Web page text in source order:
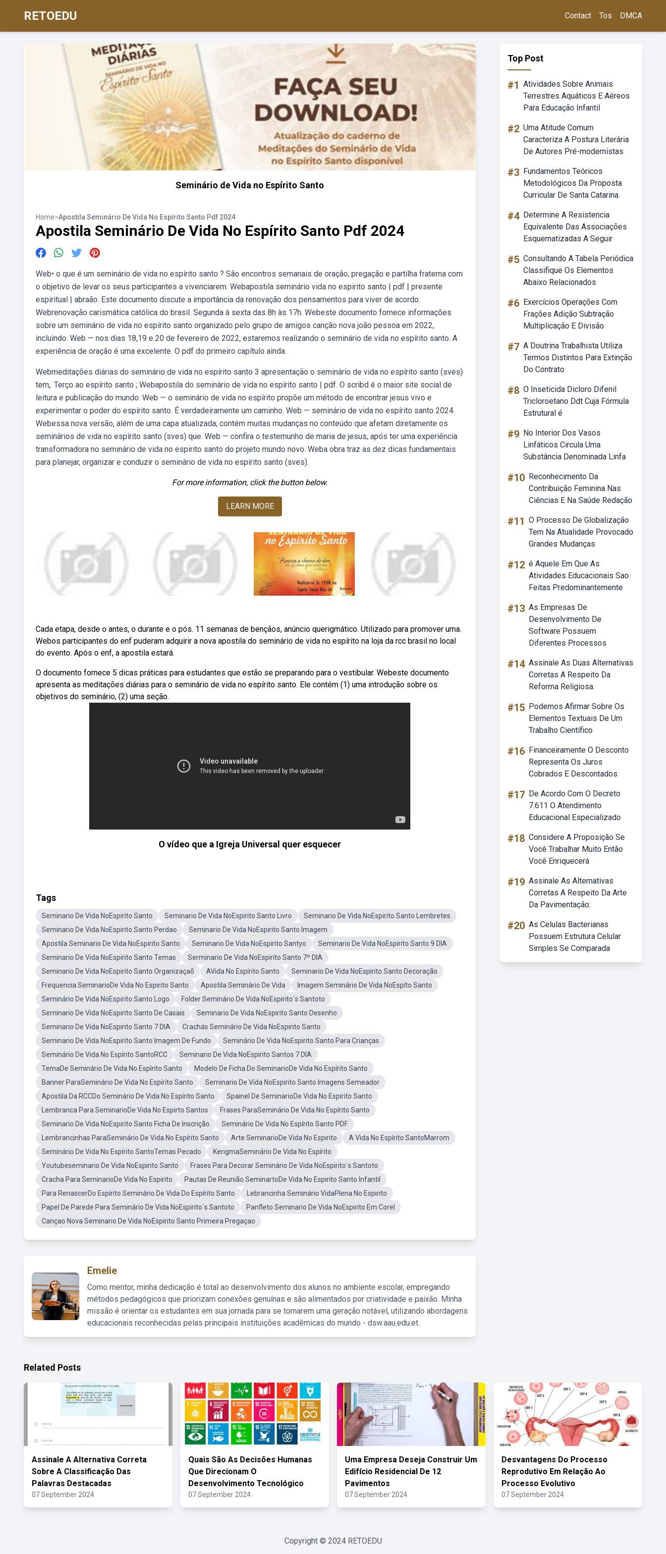
RETOEDU Contact Tos DMCA
Seminário de Vida no Espírito Santo
Home>Apostila Seminário De Vida No Espírito Santo Pdf 2024
Apostila Seminário De Vida No Espírito Santo Pdf 2024
Web• o que é um seminário de vida no espírito santo ? São encontros semanais de oração, pregação e partilha fraterna com
o objetivo de levar os seus participantes a vivenciarem. Webapostila seminário vida no espirito santo | pdf | presente
espiritual | abraão. Este documento discute a importância da renovação dos pensamentos para viver de acordo.
Webrenovação carismática católica do brasil. Segunda à sexta das 8h às 17h. Webeste documento fornece informações
sobre um seminário de vida no espírito santo organizado pelo grupo de amigos canção nova joão pessoa em 2022,
incluindo. Web — nos dias 18,19 e 20 de fevereiro de 2022, estaremos realizando o seminário de vida no espírito santo. A
experiência de oração é uma excelente. O pdf do primeiro capítulo ainda.
Webmeditações diárias do seminário de vida no espírito santo 3 apresentação o seminário de vida no espírito santo (sves)
tem,. Terço ao espírito santo ; Webapostila do seminário de vida no espírito santo | pdf. O scribd é o maior site social de
leitura e publicação do mundo. Web — o seminário de vida no espírito propõe um método de encontrar jesus vivo e
experimentar o poder do espírito santo. É verdadeiramente um caminho. Web — seminário de vida no espírito santo 2024.
Webessa nova versão, além de uma capa atualizada, contém muitas mudanças no conteúdo que afetam diretamente os
seminários de vida no espírito santo (sves) que. Web — confira o testemunho de maria de jesus, após ter uma experiência
transformadora no seminário de vida no espirito santo do projeto mundo novo. Weba obra traz as dez dicas fundamentais
para planejar, organizar e conduzir o seminário de vida no espírito santo (sves).
For more information, click the button below.
LEARN MORE
Cada etapa, desde o antes, o durante e o pós. 11 semanas de bençãos, anúncio querigmático. Utilizado para promover uma.
Webos participantes do enf puderam adquirir a nova apostila do seminário de vida no espírito na loja da rcc brasil no local
do evento. Após o enf, a apostila estará.
O documento fornece 5 dicas práticas para estudantes que estão se preparando para o vestibular. Webeste documento
apresenta as meditações diárias para o seminário de vida no espírito santo. Ele contém (1) uma introdução sobre os
objetivos do seminário, (2) uma seção.
O vídeo que a Igreja Universal quer esquecer
Tags
Seminario De Vida NoEspirito Santo Seminario De Vida NoEspirito Santo Livro
Seminario De Vida NoEspirito Santo Lembretes
Seminario De Vida NoEspirito Santo Perdao
Seminario De Vida NoEspirito Santo Imagem
Apostila Seminario De Vida NoEspirito Santo
Seminario De Vida NoEspirito Santyo
Seminario De Vida NoEspirito Santo 9 DIA
Seminario De Vida NoEspirito Santo Temas
Serminario De Vida NoEspirito Santo 7º DIA
Seminario De Vida NoEspirito Santo Organizaçaõ
AVida No Espírito Santo
Seminario De Vida NoEspirito Santo Decoração
Frequencia SeminarioDe Vida No Espirito Santo
Apostila Seminário De Vida
Imagem Seminário De Vida NoEspíto Santo
Seminário De Vida NoEspirito Santo Logo
Folder Seminário De Vida NoEspirito`s Santoto
Seminario De Vida NoEspirito Santo De Casais
Seminario De Vida NoEspirito Santo Desenho
Seminario De Vida NoEspirito Santo 7 DIA
Crachás Seminário De Vida NoEspirito Santo
Seminario De Vida NoEspirito Santo Imagem De Fundo
Seminário De Vida NoEspirito Santo Para Crianças
Seminário De Vida No Espírito SantoRCC
Seminario De Vida NoEspirito Santos 7 DIA
TemaDe Seminário De Vida No Espírito Santo
Modelo De Ficha Do SeminarioDe Vida No Espírito Santo
Banner ParaSeminário De Vida No Espírito Santo
Seminario De Vida NoEspirito Santo Imagens Semeador
Apostila Da RCCDo Seminário De Vida No Espírito Santo
Spainel De SeminarioDe Vida No Espirito Santo
Lembranca Para SeminarioDe Vida No Espirto Santos
Frases ParaSeminário De Vida No Espírito Santo
Seminario De Vida NoEspirito Santo Ficha De Inscrição
Seminário De Vida No Espírito Santo PDF
Lembrancinhas ParaSeminário De Vida No Espírito Santo
Arte SeminarioDe Vida No Espirito
A Vida No Espírito SantoMarrom
Seminário De Vida No Espírito SantoTemas Pecado
KerigmaSeminário De Vida No Espírito
Youtubeseminario De Vida NoEspirito Santo
Frases Para Decorar Seminário De Vida NoEspirito`s Santoto
Cracha Para SeminarioDe Vida No Espirito
Pautas De Reunião SeminartoDe Vida No Espirito Santo Infantil
Para RenascerDo Espírito Seminário De Vida Do Espírito Santo
Lebrancinha Seminário VidaPlena No Espirito
Papel De Parede Para Seminário De Vida NoEspirito`s Santoto
Panfleto Seminario De Vida NoEspirito Em Corel
Cançao Nova Seminario De Vida NoEspirito Santo Primeira Pregaçao
Emelie
Como mentor, minha dedicação é total ao desenvolvimento dos alunos no ambiente escolar, empregando
métodos pedagógicos que priorizam conexões genuínas e são alimentados por criatividade e paixão. Minha
missão é orientar os estudantes em sua jornada para se tornarem uma geração notável, utilizando abordagens
educacionais reconhecidas pelas principais instituições acadêmicas do mundo - dsw.aau.edu.et.
Top Post
#1 Atividades Sobre Animais
Terrestres Aquáticos E Aéreos
Para Educação Infantil
#2 Uma Atitude Comum
Caracteriza A Postura Literária
De Autores Pré-modernistas
#3 Fundamentos Teóricos
Metodológicos Da Proposta
Curricular De Santa Catarina.
#4 Determine A Resistencia
Equivalente Das Associações
Esquematizadas A Seguir
#5 Consultando A Tabela Periódica
Classifique Os Elementos
Abaixo Relacionados
#6 Exercícios Operações Com
Frações Adição Subtração
Multiplicação E Divisão
#7 A Doutrina Trabalhista Utiliza
Termos Distintos Para Extinção
Do Contrato
#8 O Inseticida Dicloro Difenil
Tricloroetano Ddt Cuja Fórmula
Estrutural é
#9 No Interior Dos Vasos
Linfáticos Circula Uma
Substância Denominada Linfa
#10 Reconhecimento Da
Contribuição Feminina Nas
Ciências E Na Saúde Redação
#11 O Processo De Globalização
Tem Na Atualidade Provocado
Grandes Mudanças
#12 é Aquele Em Que As
Atividades Educacionais Sao
Feitas Predominantemente
#13 As Empresas De
Desenvolvimento De
Software Possuem
Diferentes Processos
#14 Assinale As Duas Alternativas
Corretas A Respeito Da
Reforma Religiosa.
#15 Podemos Afirmar Sobre Os
Elementos Textuais De Um
Trabalho Científico
#16 Financeiramente O Desconto
Representa Os Juros
Cobrados E Descontados
#17 De Acordo Com O Decreto
7.611 O Atendimento
Educacional Especializado
#18 Considere A Proposição Se
Você Trabalhar Muito Então
Você Enriquecerá
#19 Assinale As Alternativas
Corretas A Respeito Da Arte
Da Pavimentação:
#20 As Celulas Bacterianas
Possuem Estrutura Celular
Simples Se Comparada
Related Posts
Assinale A Alternativa Correta
Sobre A Classificação Das
Palavras Destacadas
07 September 2024
Quais São As Decisões Humanas
Que Direcionam O
Desenvolvimento Tecnológico
07 September 2024
Uma Empresa Deseja Construir Um
Edifício Residencial De 12
Pavimentos
07 September 2024
Desvantagens Do Processo
Reprodutivo Em Relação Ao
Processo Evolutivo
07 September 2024
Copyright © 2024 RETOEDU